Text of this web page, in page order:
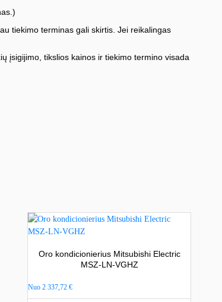
tiekimo terminas gali skirtis. Jei reikalingas
įsigijimo, tikslios kainos ir tiekimo termino visada
Oro kondicionierius Mitsubishi Electric
MSZ-LN-VGHZ
Nuo2 337,72€